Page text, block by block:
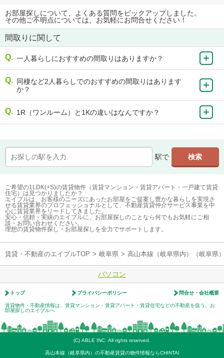
お部屋探しについて、よくある質問をピックアップしました。
その他ご不明点については、お気軽にお問合せください！
間取りに関して
一人暮らしにおすすめの間取りはありますか？
同棲など2人暮らしでのおすすめの間取りはあります
か？
1R（ワンルーム）と1Kの違いはなんですか？
駅で
ご希望の1LDK(+S)の賃貸物件（賃貸マンション・賃貸アパート・一戸建て賃貸
住宅）は見つかりましたか？
エイブルは、お客様のニーズにあったお部屋をご提案し豊かな暮らしを実現さ
せる賃貸業界のプロフェッショナルとして、不動産賃貸仲介サービス事業を中
心に賃貸業界をリードしてきました。
安心・信頼・実績のエイブルに、お部屋探しのことなら何でもお気軽にご相
談・お問い合わせください。
理想の賃貸物件探し・お部屋探しを全力でサポートします。
賃貸・不動産のエイブルTOP > 岐阜県 > 高山本線（岐阜県内）（岐阜県
パソコン
トップ プライバシーポリシー 問合せ・会社概要
賃貸物件・不動産情報は、賃貸マンション・賃貸アパート・賃貸住宅などの不動産を扱う、お
部屋探しのエイブルへ
(C) ABLE INC. All rights reserved.
高山本線（岐阜県内）の不動産賃貸の物件情報ならCHINTAI